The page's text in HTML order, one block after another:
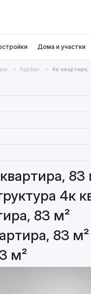
Дома и участки
Курбан 4к квартира,
83
4к
83 м²
83 м²
м²